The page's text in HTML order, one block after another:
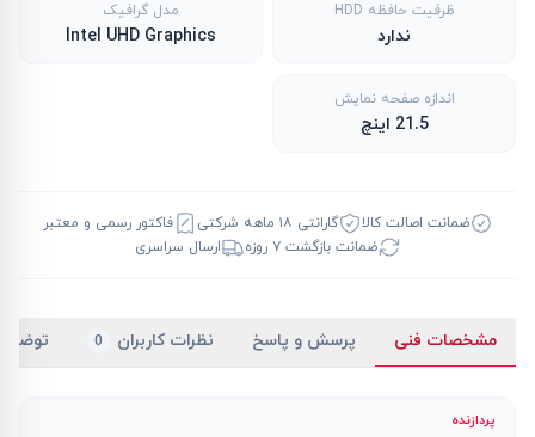
ظرفیت حافظه HDD
ندارد
مدل گرافیک
Intel UHD Graphics
اندازه صفحه نمایش
21.5 اینچ
ضمانت اصالت کالا گارانتی ۱۸ ماهه شرکتی
فاکتور رسمی و معتبر
ضمانت بازگشت ۷ روزه
ارسال سراسری
مشخصات فنی پرسش و پاسخ نظرات کاربران 0
پردازنده